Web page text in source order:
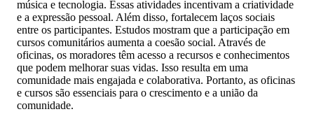
música e tecnologia. Essas atividades incentivam a criatividade
e a expressão pessoal. Além disso, fortalecem laços sociais
entre os participantes. Estudos mostram que a participação em
cursos comunitários aumenta a coesão social. Através de
oficinas, os moradores têm acesso a recursos e conhecimentos
que podem melhorar suas vidas. Isso resulta em uma
comunidade mais engajada e colaborativa. Portanto, as oficinas
e cursos são essenciais para o crescimento e a união da
comunidade.